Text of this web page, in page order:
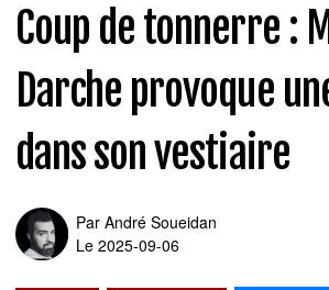
Coup de tonnerre :
Darche provoque
dans son vestiaire
Par André Soueidan
Le 2025-09-06